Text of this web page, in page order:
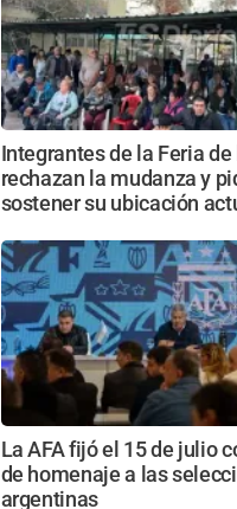
Integrantes de la Feria
rechazan la mudanza y
sostener su ubicación
La AFA fijó el 15 de julio
de homenaje a las
argentinas